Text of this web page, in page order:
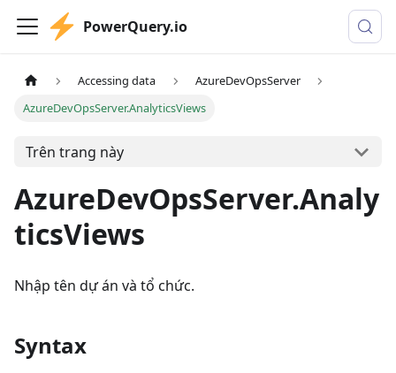
PowerQuery.io
Accessing data
AzureDevOpsServer
AzureDevOpsServer.AnalyticsViews
Trên trang này
AzureDevOpsServer.Analy
ticsViews
Nhập tên dự án và tổ chức.
Syntax